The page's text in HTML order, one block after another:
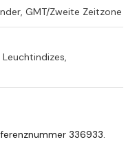
GMT/Zweite Zeitzone
336933.